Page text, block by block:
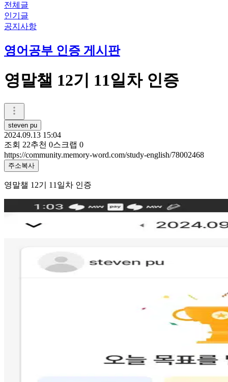
전체글
인기글
공지사항
영어공부 인증 게시판
영말챌 12기 11일차 인증
steven pu
2024.09.13 15:04
조회 22추천 0스크랩 0
https://community.memory-word.com/study-english/78002468
주소복사
영말챌 12기 11일차 인증